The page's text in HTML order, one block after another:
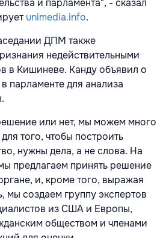
и парламента", - сказал
unimedia.info.
ДПМ также
недействительными
в Кишиневе. Канду объявил о
парламенте для анализа
или нет, мы можем много
того, чтобы построить
нужны дела, а не слова. На
предлагаем принять решение
и, кроме того, выражая
мы создаем группу экспертов
из США и Европы,
обществом и членами